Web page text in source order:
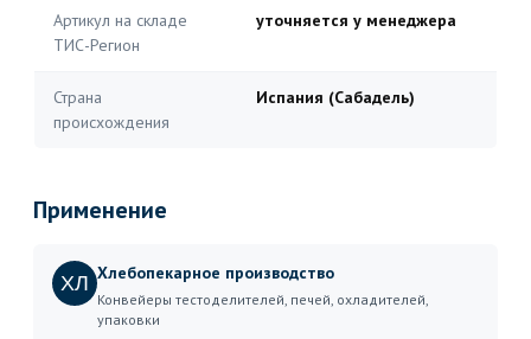
Артикул на складе
ТИС-Регион
уточняется у менеджера
Страна
происхождения
Испания (Сабадель)
Применение
ХЛ Хлебопекарное производство
Конвейеры тестоделителей, печей, охладителей,
упаковки